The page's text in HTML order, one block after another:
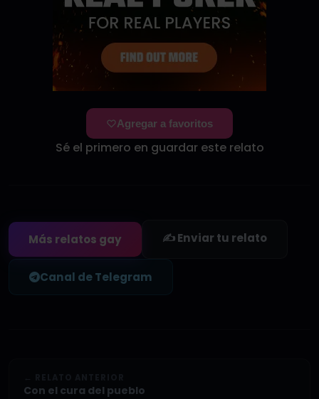
Agregar a favoritos
Sé el primero en guardar este relato
Más relatos gay ✍️ Enviar tu relato
Canal de Telegram
Con el cura del pueblo